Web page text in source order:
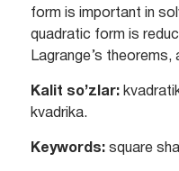
form is important in
quadratic form is
Lagrange’s
Kalit so’zlar:
kvadrika.
Keywords:square